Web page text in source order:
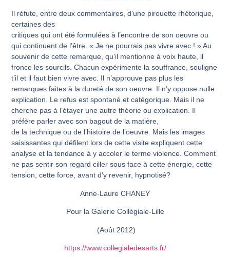
Il réfute, entre deux commentaires, d’une pirouette rhétorique,
certaines des
critiques qui ont été formulées à l’encontre de son oeuvre ou
qui continuent de l’être. « Je ne pourrais pas vivre avec ! » Au
souvenir de cette remarque, qu’il mentionne à voix haute, il
fronce les sourcils. Chacun expérimente la souffrance, souligne
t’il et il faut bien vivre avec. Il n’approuve pas plus les
remarques faites à la dureté de son oeuvre. Il n’y oppose nulle
explication. Le refus est spontané et catégorique. Mais il ne
cherche pas à l’étayer une autre théorie ou explication. Il
préfère parler avec son bagout de la matière,
de la technique ou de l’histoire de l’oeuvre. Mais les images
saisissantes qui défilent lors de cette visite expliquent cette
analyse et la tendance à y accoler le terme violence. Comment
ne pas sentir son regard ciller sous face à cette énergie, cette
tension, cette force, avant d’y revenir, hypnotisé?
Anne-Laure CHANEY
Pour la Galerie Collégiale-Lille
(Août 2012)
https://www.collegialedesarts.fr/